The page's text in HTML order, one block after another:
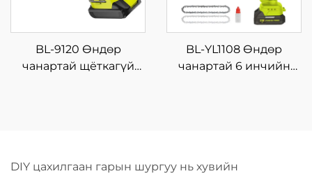
BL-9120 Өндөр
чанартай щёткагүй
хэрэгсэл
BL-YL1108 Өндөр
чанартай 6 инчийн
төвийн гинжит харуул,
DIY цахилгаан гарын шургуу нь хувийн